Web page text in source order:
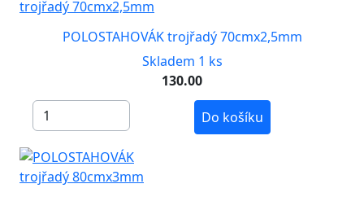
POLOSTAHOVÁK trojřadý 70cmx2,5mm
Skladem 1 ks
130.00
Do košíku